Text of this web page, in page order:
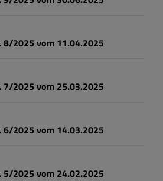
2025 vom 11.04.2025
2025 vom 25.03.2025
2025 vom 14.03.2025
2025 vom 24.02.2025